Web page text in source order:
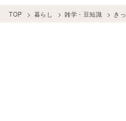
TOP 暮らし 雑学・豆知識 き